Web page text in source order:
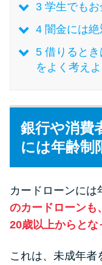
無
3学生でもお
4闇金には絶
5借りるとき
をよく考えよ
銀行や消費
には年齢制
カードローンには
のカードローンも
20歳以上からとな
これは、未成年者